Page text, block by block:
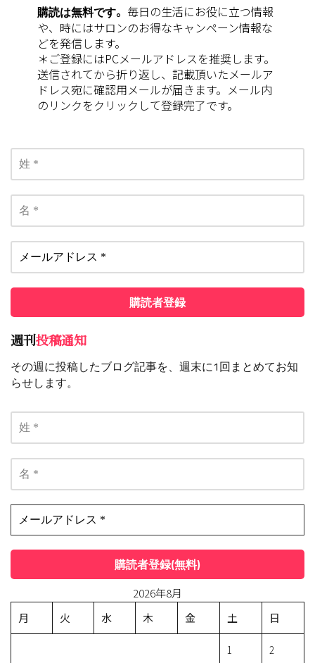
購読は無料です。 毎日の生活にお役に立つ情報
や、時にはサロンのお得なキャンペーン情報な
どを発信します。
＊ご登録にはPCメールアドレスを推奨します。
送信されてから折り返し、記載頂いたメールア
ドレス宛に確認用メールが届きます。メール内
のリンクをクリックして登録完了です。
週刊投稿通知
その週に投稿したブログ記事を、週末に1回まとめてお知
らせします。
2026年8月
月
火 水 木 金 土 日
1 2